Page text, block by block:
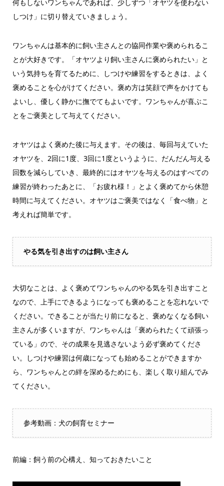
何もしないワンちゃんであれば、少しずつ「オヤツを使わない
しつけ」に切り替えていきましょう。
ワンちゃんは基本的に飼い主さんとの協同作業や褒められるこ
とが大好きです。「オヤツより飼い主さんに褒められたい」と
いう気持ちを育てるために、しつけや練習をするときは、よく
褒めることを心がけてください。褒め方は笑顔で声をかけても
よいし、優しく静かに撫でてもよいです。ワンちゃんが喜ぶこ
とをご褒美として与えてください。
オヤツはよく褒めた後に与えます。その後は、毎回与えていた
オヤツを、2回に1度、3回に1度というように、だんだん与える
回数を減らしていき、最終的にはオヤツを与えるのはすべての
練習が終わったあとに、「お疲れ様！」とよく褒めてから休憩
時間に与えてください。オヤツはご褒美ではなく「食べ物」と
考えれば簡単です。
やる気を引き出すのは飼い主さん
大切なことは、よく褒めてワンちゃんのやる気を引き出すこと
なので、上手にできるようになっても褒めることを忘れないで
ください。できることが当たり前になると、褒めなくなる飼い
主さんが多くいますが、ワンちゃんは「褒められたくて頑張っ
ている」ので、その成果を見逃さないよう必ず褒めてくださ
い。しつけや練習は何歳になっても始めることができますか
ら、ワンちゃんとの絆を深めるためにも、楽しく取り組んでみ
てください。
参考動画：犬の飼育セミナー
前編：飼う前の心構え、知っておきたいこと